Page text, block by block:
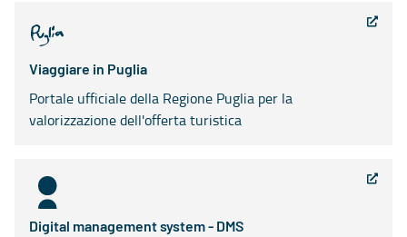
Viaggiare in Puglia
Portale ufficiale della Regione Puglia per la
valorizzazione dell'offerta turistica
Digital management system - DMS